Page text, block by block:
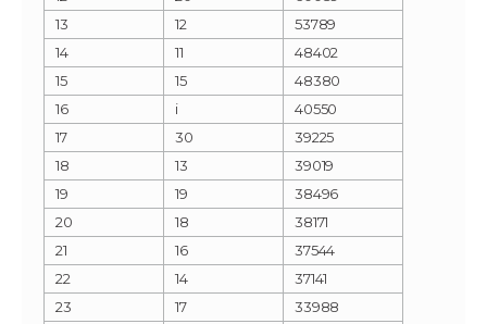
13
12
53789
14
11
48402
15
15
48380
16
i
40550
17
30
39225
18
13
39019
19
19
38496
20
18
38171
21
16
37544
22
14
37141
23
17
33988